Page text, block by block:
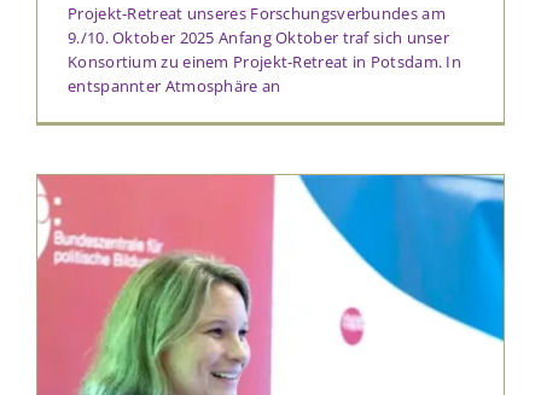
Projekt-Retreat unseres Forschungsverbundes am
9./10. Oktober 2025 Anfang Oktober traf sich unser
Konsortium zu einem Projekt-Retreat in Potsdam. In
entspannter Atmosphäre an